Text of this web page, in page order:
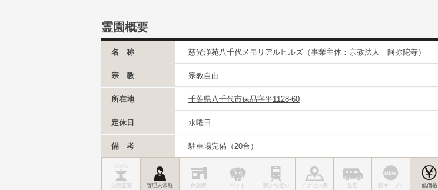
霊園概要
名 称 慈光浄苑八千代メモリアルヒルズ（事業主体：宗教法人 阿弥陀寺）
宗 教 宗教自由
所在地 千葉県八千代市保品字平1128-60
定休日 水曜日
備 考 駐車場完備（20台）
公園霊園 管理人常駐 休憩所 ペット 駅から近い アクセス良 送迎 新オープン 低価格